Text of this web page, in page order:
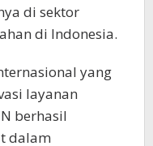
di sektor
di Indonesia.
yang
layanan
berhasil
dalam